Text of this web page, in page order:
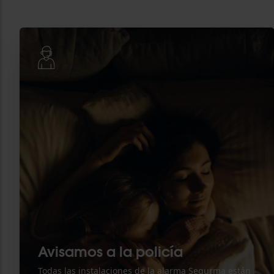
Avisamos a la policía
Todas las instalaciones de la alarma Segurma están